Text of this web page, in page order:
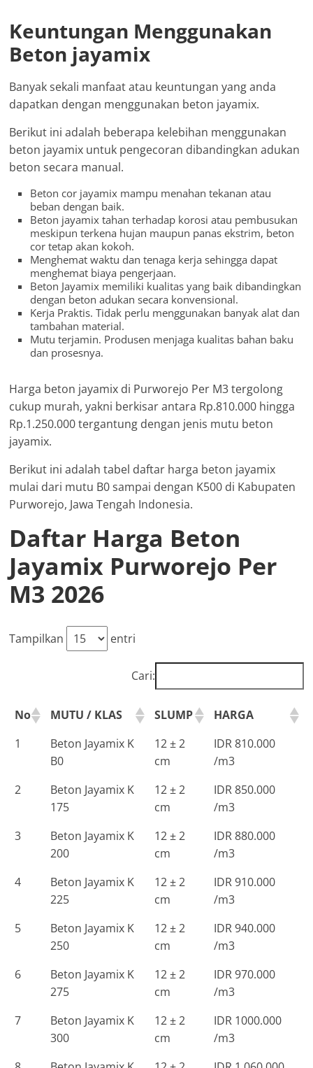
Keuntungan Menggunakan
Beton jayamix
Banyak sekali manfaat atau keuntungan yang anda
dapatkan dengan menggunakan beton jayamix.
Berikut ini adalah beberapa kelebihan menggunakan
beton jayamix untuk pengecoran dibandingkan adukan
beton secara manual.
Beton cor jayamix mampu menahan tekanan atau
beban dengan baik.
Beton jayamix tahan terhadap korosi atau pembusukan
meskipun terkena hujan maupun panas ekstrim, beton
cor tetap akan kokoh.
Menghemat waktu dan tenaga kerja sehingga dapat
menghemat biaya pengerjaan.
Beton Jayamix memiliki kualitas yang baik dibandingkan
dengan beton adukan secara konvensional.
Kerja Praktis. Tidak perlu menggunakan banyak alat dan
tambahan material.
Mutu terjamin. Produsen menjaga kualitas bahan baku
dan prosesnya.
Harga beton jayamix di Purworejo Per M3 tergolong
cukup murah, yakni berkisar antara Rp.810.000 hingga
Rp.1.250.000 tergantung dengan jenis mutu beton
jayamix.
Berikut ini adalah tabel daftar harga beton jayamix
mulai dari mutu B0 sampai dengan K500 di Kabupaten
Purworejo, Jawa Tengah Indonesia.
Daftar Harga Beton
Jayamix Purworejo Per
M3 2026
Tampilkan entri
Cari:
No MUTU / KLAS SLUMP
HARGA
1
Beton Jayamix K
B0
12 ± 2
cm
IDR 810.000
/m3
2
Beton Jayamix K
175
12 ± 2
cm
IDR 850.000
/m3
3
Beton Jayamix K
200
12 ± 2
cm
IDR 880.000
/m3
4
Beton Jayamix K
225
12 ± 2
cm
IDR 910.000
/m3
5
Beton Jayamix K
250
12 ± 2
cm
IDR 940.000
/m3
6
Beton Jayamix K
275
12 ± 2
cm
IDR 970.000
/m3
7
Beton Jayamix K
300
12 ± 2
cm
IDR 1000.000
/m3